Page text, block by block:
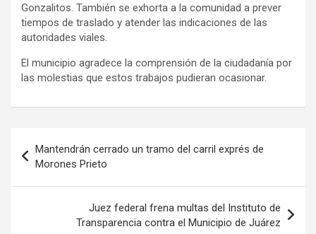
Gonzalitos. También se exhorta a la comunidad a prever
tiempos de traslado y atender las indicaciones de las
autoridades viales.
El municipio agradece la comprensión de la ciudadanía por
las molestias que estos trabajos pudieran ocasionar.
de
entradas
Mantendrán cerrado un tramo del carril exprés de
Morones Prieto
Juez federal frena multas del Instituto de
Transparencia contra el Municipio de Juárez